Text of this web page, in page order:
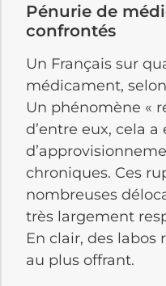
Pénurie de
confrontés
Un Français sur
médicament,
Un phénomène «
d’entre eux, cela
chroniques. Ces
nombreuses
très largement
En clair, des
au plus offrant.